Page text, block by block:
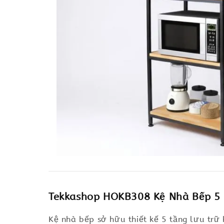
Tekkashop HOKB308 Kệ Nhà Bếp
Kệ nhà bếp sở hữu thiết kế 5 tầng lưu trữ